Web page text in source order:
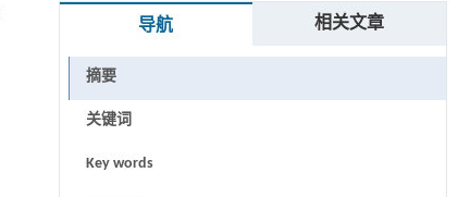
导航 相关文章
摘要
关键词
Key words